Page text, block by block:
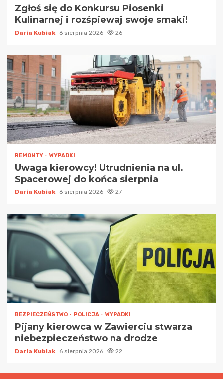
Zgłoś się do Konkursu Piosenki
Kulinarnej i rozśpiewaj swoje smaki!
Daria Kubiak 6 sierpnia 2026 26
REMONTY WYPADKI
Uwaga kierowcy! Utrudnienia na ul.
Spacerowej do końca sierpnia
Daria Kubiak 6 sierpnia 2026 27
BEZPIECZEŃSTWO POLICJA WYPADKI
Pijany kierowca w Zawierciu stwarza
niebezpieczeństwo na drodze
Daria Kubiak 6 sierpnia 2026 22